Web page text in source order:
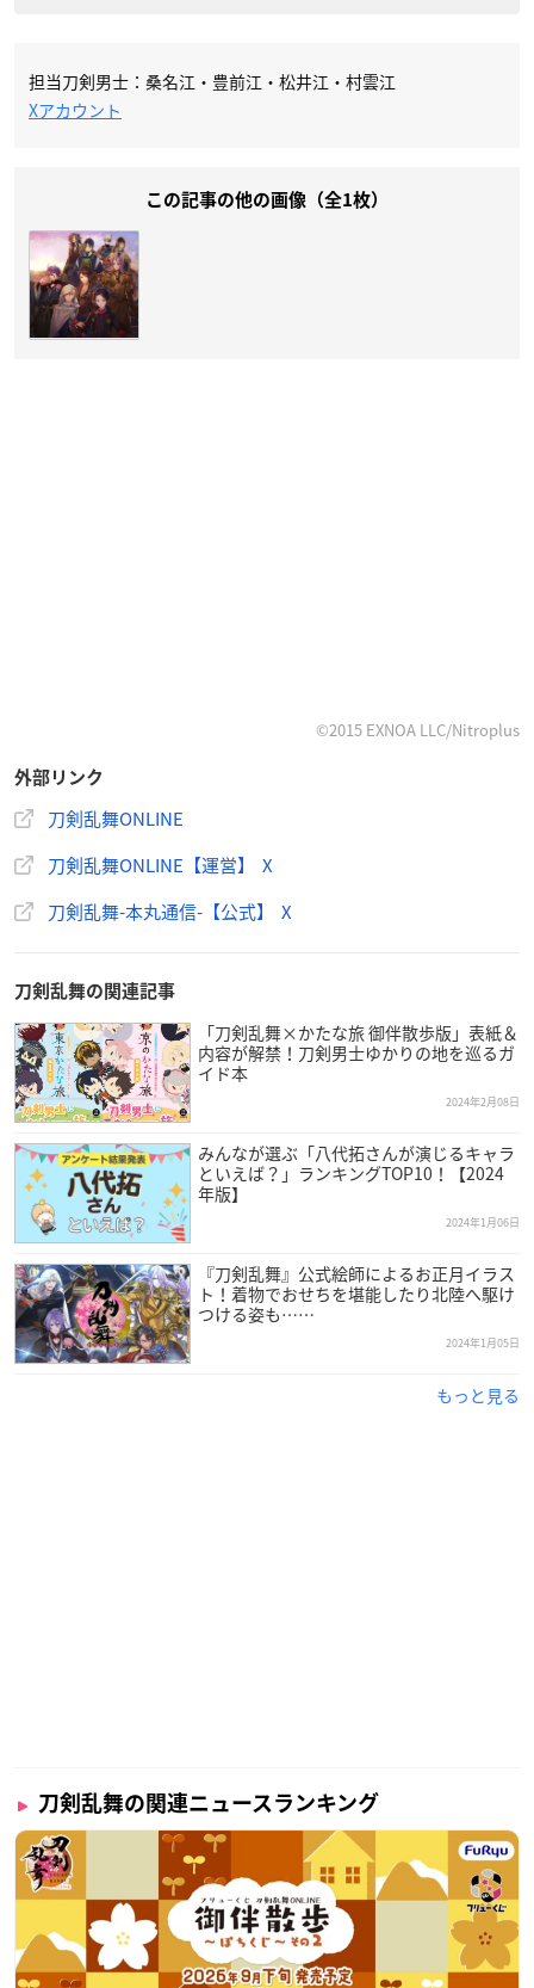
担当刀剣男士：桑名江・豊前江・松井江・村雲江
Xアカウント
この記事の他の画像（全1枚）
©2015 EXNOA LLC/Nitroplus
外部リンク
刀剣乱舞ONLINE
刀剣乱舞ONLINE【運営】 X
刀剣乱舞-本丸通信-【公式】 X
刀剣乱舞の関連記事
「刀剣乱舞×かたな旅 御伴散歩版」表紙＆
内容が解禁！刀剣男士ゆかりの地を巡るガ
イド本
2024年2月08日
みんなが選ぶ「八代拓さんが演じるキャラ
といえば？」ランキングTOP10！【2024
年版】
2024年1月06日
『刀剣乱舞』公式絵師によるお正月イラス
ト！着物でおせちを堪能したり北陸へ駆け
つける姿も……
2024年1月05日
もっと見る
刀剣乱舞の関連ニュースランキング